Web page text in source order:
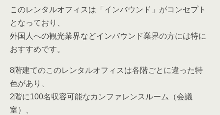
このレンタルオフィスは「インバウンド」がコンセプト
となっており、
外国人への観光業界などインバウンド業界の方には特に
おすすめです。
8階建てのこのレンタルオフィスは各階ごとに違った特
色があり、
2階に100名収容可能なカンファレンスルーム（会議
室）、